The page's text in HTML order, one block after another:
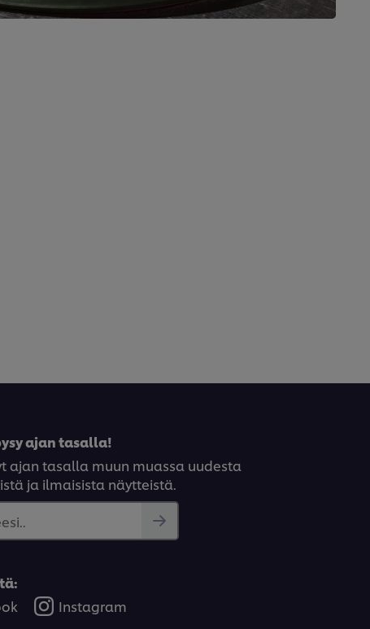
ajan tasalla!
ajan tasalla muun muassa uudesta
ja ilmaisista näytteistä.
Instagram